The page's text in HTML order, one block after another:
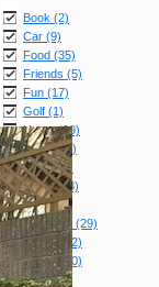
Book (2)
Car (9)
Food (35)
Friends (5)
Fun (17)
Golf (1)
Home (29)
House (2)
Movie (9)
Photo (18)
Sake (1)
Shopping (29)
Travel (22)
Watch (30)
Work (9)